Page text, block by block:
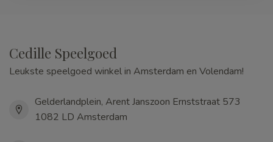
Cedille Speelgoed
Leukste speelgoed winkel in Amsterdam en Volendam!
Gelderlandplein, Arent Janszoon Ernststraat 573
1082 LD Amsterdam